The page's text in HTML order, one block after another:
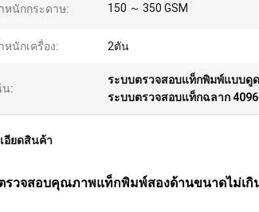
หนักกระดาษ: 150 ～ 350 GSM
หนักเครื่อง: 2ตัน
น:
ระบบตรวจสอบแท็กพิมพ์แบบดู
ระบบตรวจสอบแท็กฉลาก 4096
อียดสินค้า
รวจสอบคุณภาพแท็กพิมพ์สองด้านขนาดไม่เกิ